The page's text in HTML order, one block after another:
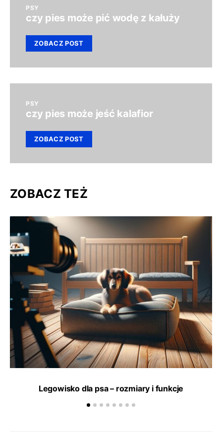
PSY
czy pies może pić wodę z kałuży
ZOBACZ POST
PSY
czy pies może jeść kalafior
ZOBACZ POST
ZOBACZ TEŻ
Legowisko dla psa – rozmiary i funkcje